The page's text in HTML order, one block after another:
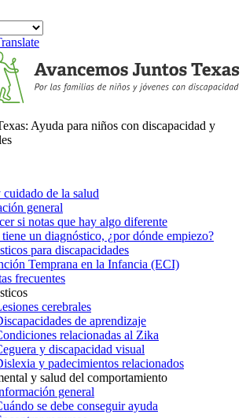
Ayuda para niños con discapacidad y
de la salud
general
si notas que hay algo diferente
un diagnóstico, ¿por dónde empiezo?
para discapacidades
Temprana en la Infancia (ECI)
frecuentes
cerebrales
de aprendizaje
relacionadas al Zika
y discapacidad visual
y padecimientos relacionados
y salud del comportamiento
general
se debe conseguir ayuda